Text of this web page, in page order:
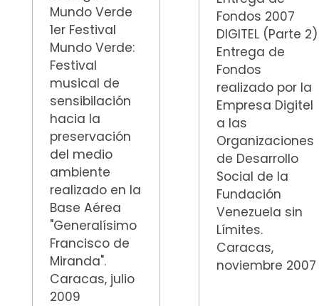
Mundo Verde
1er Festival
Mundo Verde:
Festival
musical de
sensibilación
hacia la
preservación
del medio
ambiente
realizado en la
Base Aérea
"Generalísimo
Francisco de
Miranda".
Caracas, julio
2009
Fondos 2007
DIGITEL (Parte 2)
Entrega de
Fondos
realizado por la
Empresa Digitel
a las
Organizaciones
de Desarrollo
Social de la
Fundación
Venezuela sin
Límites.
Caracas,
noviembre 2007